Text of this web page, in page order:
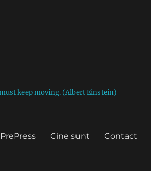
keep moving. (Albert Einstein)
Cine sunt Contact